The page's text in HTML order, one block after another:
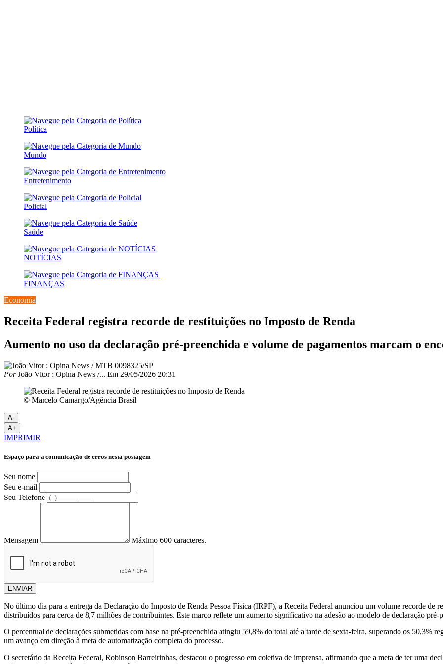
Política
Mundo
Entretenimento
Policial
Saúde
NOTÍCIAS
FINANÇAS
Economia
Receita Federal registra recorde de restituições no Imposto de Renda
Aumento no uso da declaração pré-preenchida e volume de pagamentos marcam o
PorJoão Vitor : Opina News /... Em 29/05/2026 20:31
© Marcelo Camargo/Agência Brasil
A-
A+
IMPRIMIR
Espaço para a comunicação de erros nesta postagem
Seu nome
Seu e-mail
Seu Telefone
Mensagem Máximo 600 caracteres.
ENVIAR
No último dia para a entrega da Declaração do Imposto de Renda Pessoa Física (IRPF), a Receita Federal anunciou um volume recorde de
distribuídos para cerca de 8,7 milhões de contribuintes. Este marco reflete um aumento significativo na adesão ao modelo de declaração pré-
O percentual de declarações submetidas com base na pré-preenchida atingiu 59,8% do total até a tarde de sexta-feira, superando os 50,3%
um avanço em direção à meta de automatização completa do processo.
O secretário da Receita Federal, Robinson Barreirinhas, destacou o progresso em coletiva de imprensa, afirmando que a meta de ter uma